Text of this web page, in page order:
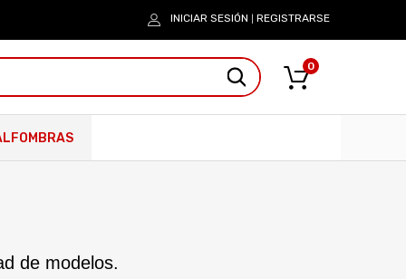
INICIAR SESIÓN REGISTRARSE
0
de modelos.